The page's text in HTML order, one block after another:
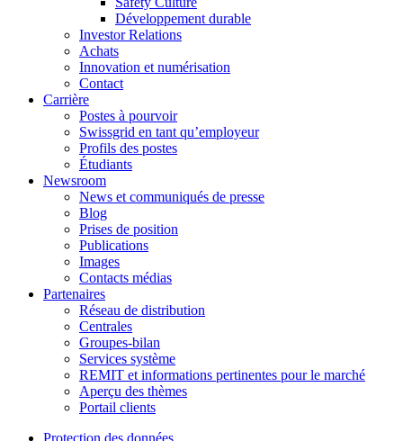
Développement durable
Investor Relations
Achats
Innovation et numérisation
Contact
Carrière
Postes à pourvoir
Swissgrid en tant qu’employeur
Profils des postes
Étudiants
Newsroom
News et communiqués de presse
Blog
Prises de position
Publications
Images
Contacts médias
Partenaires
Réseau de distribution
Centrales
Groupes-bilan
Services système
REMIT et informations pertinentes pour le marché
Aperçu des thèmes
Portail clients
Protection des données